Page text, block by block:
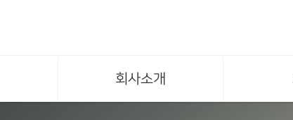
회사소개